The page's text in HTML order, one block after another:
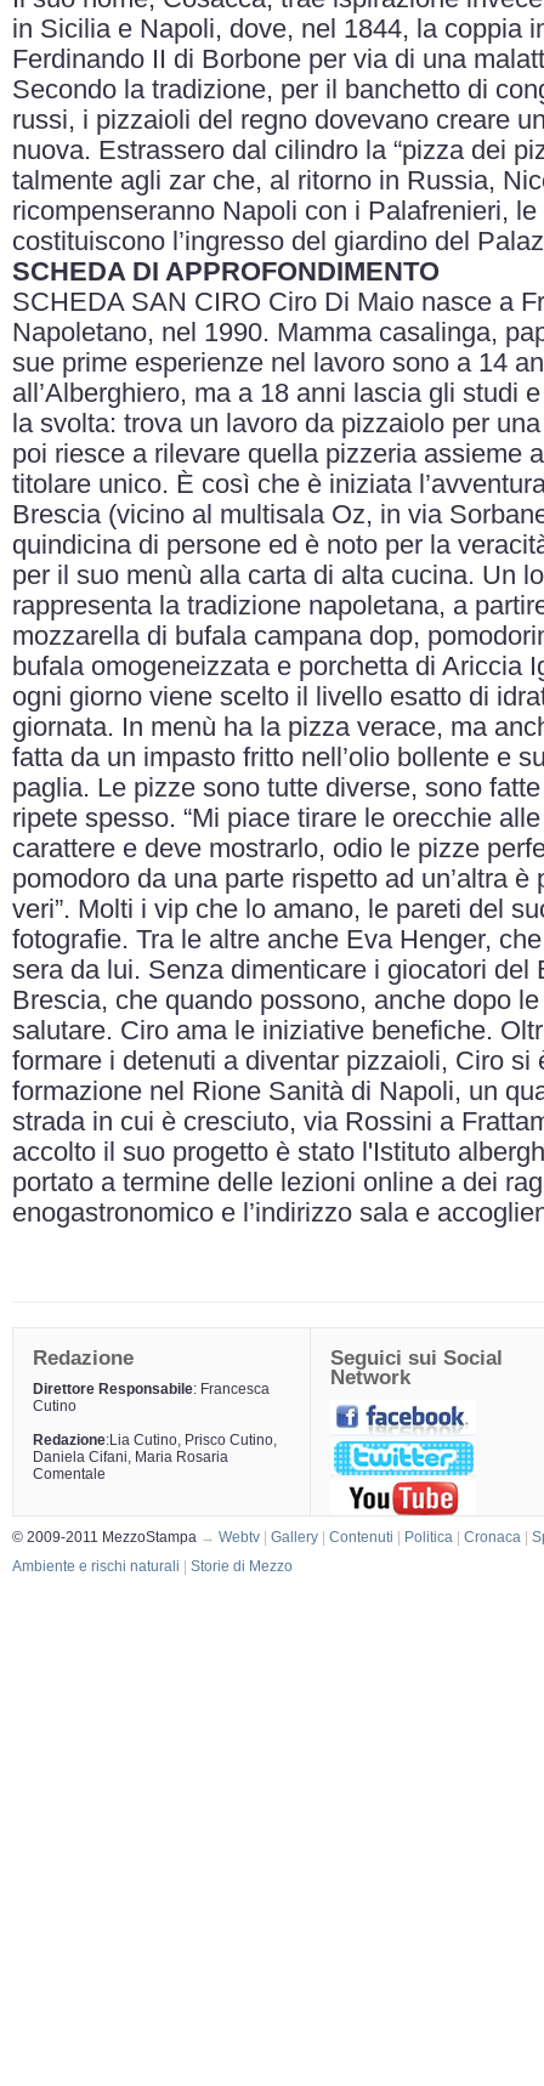
in Sicilia e Napoli, dove, nel 1844, la coppia
Ferdinando II di Borbone per via di una
Secondo la tradizione, per il banchetto di
russi, i pizzaioli del regno dovevano creare
nuova. Estrassero dal cilindro la “pizza dei
talmente agli zar che, al ritorno in Russia,
ricompenseranno Napoli con i Palafrenieri,
costituiscono l’ingresso del giardino del
SCHEDA DI APPROFONDIMENTO
SCHEDA SAN CIRO Ciro Di Maio nasce a
Napoletano, nel 1990. Mamma casalinga,
sue prime esperienze nel lavoro sono a 14
all’Alberghiero, ma a 18 anni lascia gli studi
la svolta: trova un lavoro da pizzaiolo per
poi riesce a rilevare quella pizzeria assieme
titolare unico. È così che è iniziata
Brescia (vicino al multisala Oz, in via
quindicina di persone ed è noto per la
per il suo menù alla carta di alta cucina. Un
rappresenta la tradizione napoletana, a
mozzarella di bufala campana dop,
bufala omogeneizzata e porchetta di Ariccia
ogni giorno viene scelto il livello esatto di
giornata. In menù ha la pizza verace, ma
fatta da un impasto fritto nell’olio bollente e
paglia. Le pizze sono tutte diverse, sono
ripete spesso. “Mi piace tirare le orecchie
carattere e deve mostrarlo, odio le pizze
pomodoro da una parte rispetto ad un’altra
veri”. Molti i vip che lo amano, le pareti del
fotografie. Tra le altre anche Eva Henger,
sera da lui. Senza dimenticare i giocatori del
Brescia, che quando possono, anche dopo
salutare. Ciro ama le iniziative benefiche.
formare i detenuti a diventar pizzaioli, Ciro si
formazione nel Rione Sanità di Napoli, un
strada in cui è cresciuto, via Rossini a
accolto il suo progetto è stato l'Istituto
portato a termine delle lezioni online a dei
enogastronomico e l’indirizzo sala e
Redazione
Direttore Responsabile: Francesca
Cutino
Redazione:Lia Cutino, Prisco Cutino,
Daniela Cifani, Maria Rosaria
Comentale
Seguici sui Social
Network
© 2009-2011 MezzoStampa → Webtv Gallery Contenuti Politica Cronaca
Ambiente e rischi naturali Storie di Mezzo